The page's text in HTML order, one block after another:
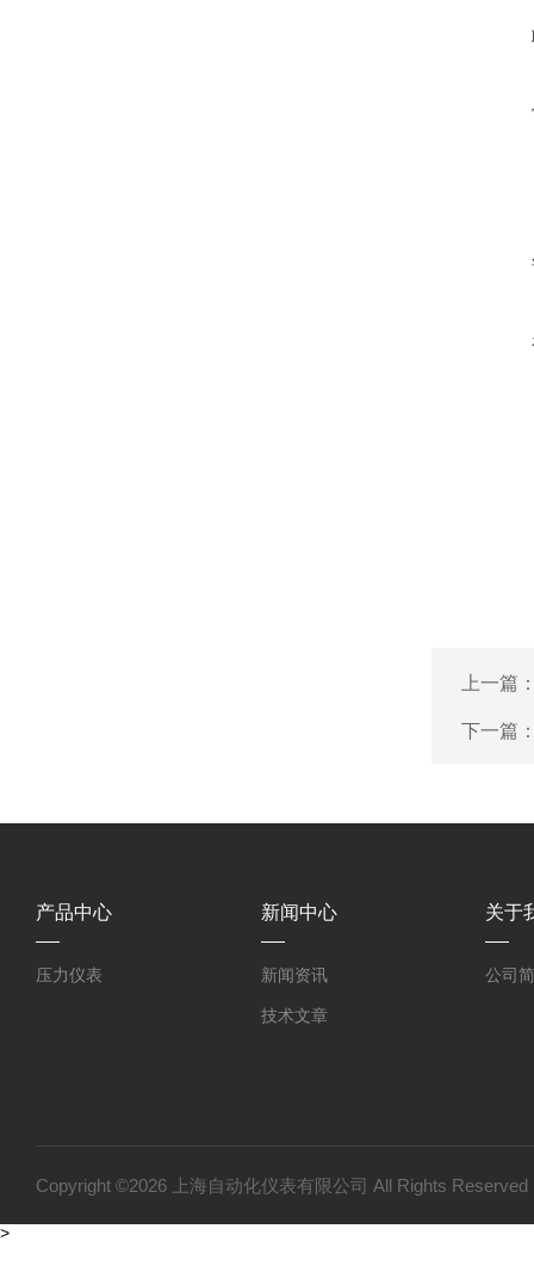
上一篇
下一篇
产品中心
压力仪表
新闻中心
新闻资讯
技术文章
关于
公司
Copyright ©2026 上海自动化仪表有限公司 All Rights
>